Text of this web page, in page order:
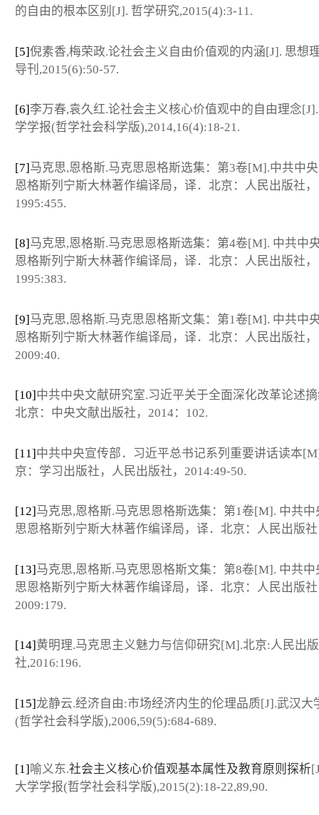
的自由的根本区别[J]. 哲学研究,2015(4):3-11.
[5]倪素香,梅荣政.论社会主义自由价值观的内涵[J]. 思想
导刊,2015(6):50-57.
[6]李万春,袁久红.论社会主义核心价值观中的自由理念
学学报(哲学社会科学版),2014,16(4):18-21.
[7]马克思,恩格斯.马克思恩格斯选集：第3卷[M].中共中
恩格斯列宁斯大林著作编译局，译．北京：人民出版社，
1995:455.
[8] 马克思,恩格斯.马克思恩格斯选集：第4卷[M]. 中共中
恩格斯列宁斯大林著作编译局，译．北京：人民出版社，
1995:383.
[9]马克思,恩格斯.马克思恩格斯文集：第1卷[M]. 中共中
恩格斯列宁斯大林著作编译局，译．北京：人民出版社，
2009:40.
[10] 中共中央文献研究室.习近平关于全面深化改革论述
北京：中央文献出版社，2014：102.
[11]中共中央宣传部．习近平总书记系列重要讲话读本
京：学习出版社，人民出版社，2014:49-50.
[12] 马克思,恩格斯.马克思恩格斯选集：第1卷[M]. 中共中
思恩格斯列宁斯大林著作编译局，译．北京：人民出版
[13]马克思,恩格斯.马克思恩格斯文集：第8卷[M]. 中共中
思恩格斯列宁斯大林著作编译局，译．北京：人民出版
2009:179.
[14] 黄明理.马克思主义魅力与信仰研究[M].北京:人民出版
社,2016:196.
[15]龙静云.经济自由:市场经济内生的伦理品质[J].武汉大
(哲学社会科学版),2006,59(5):684-689.
[1]喻义东.社会主义核心价值观基本属性及教育原则探析
大学学报(哲学社会科学版),2015(2):18-22,89,90.